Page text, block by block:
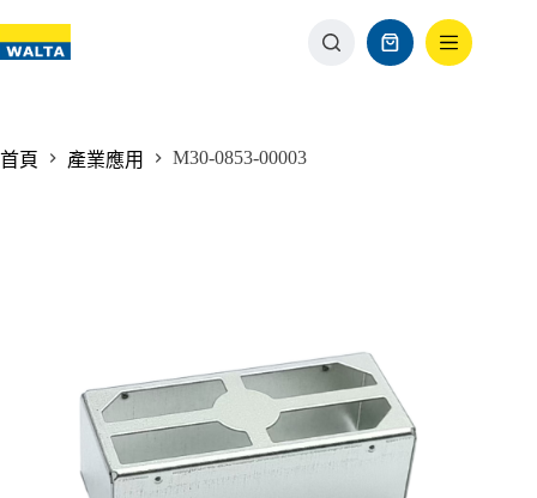
首頁 產業應用 M30-0853-00003